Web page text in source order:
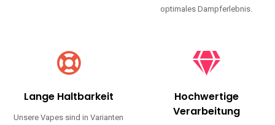
optimales Dampferlebnis.
Lange Haltbarkeit
Unsere Vapes sind in Varianten
Hochwertige
Verarbeitung